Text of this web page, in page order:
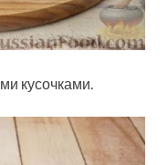
кусочками.